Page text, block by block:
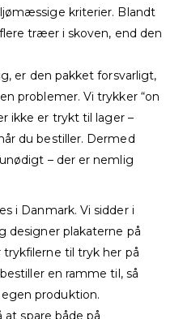
kriterier. Blandt
træer i skoven, end den
er den pakket forsvarligt,
problemer. Vi trykker “on
ikke er trykt til lager –
du bestiller. Dermed
– der er nemlig
i Danmark. Vi sidder i
designer plakaterne på
til tryk her på
en ramme til, så
produktion.
spare både på